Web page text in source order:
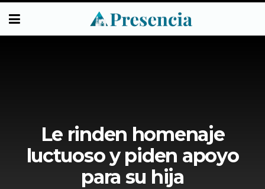
Le rinden homenaje
luctuoso y piden apoyo
para su hija